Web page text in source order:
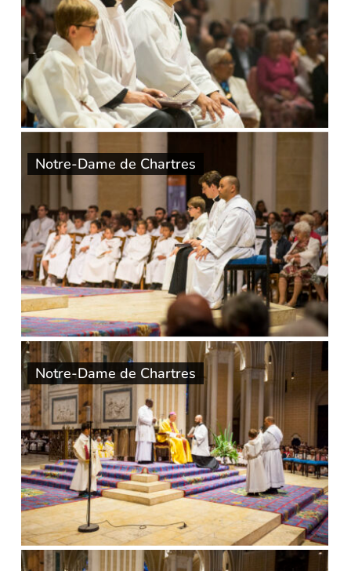
Notre-Dame de Chartres
Notre-Dame de Chartres